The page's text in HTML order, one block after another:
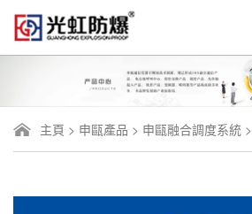
主頁 > 申甌產品 > 申甌融合調度系統 >